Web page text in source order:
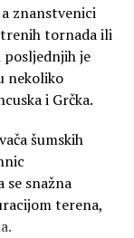
kuće, crkvu
Što to
proždrljivog
osvajača“.
Sueski
pri UN-ovoj
da su
znanstvenici
tornada ili
je
nekoliko
i Grčka.
šumskih
se snažna
terena,